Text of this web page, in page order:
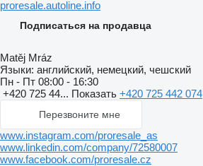
proresale.autoline.info
Подписаться на продавца
Matěj Mráz
Языки: английский, немецкий, чешский
Пн - Пт 08:00 - 16:30
+420 725 44... Показать +420 725 442 074
Перезвоните мне
www.instagram.com/proresale_as
www.linkedin.com/company/72580007
www.facebook.com/proresale.cz